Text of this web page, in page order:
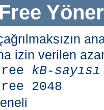
izin verilen
kB-sayısı
2048